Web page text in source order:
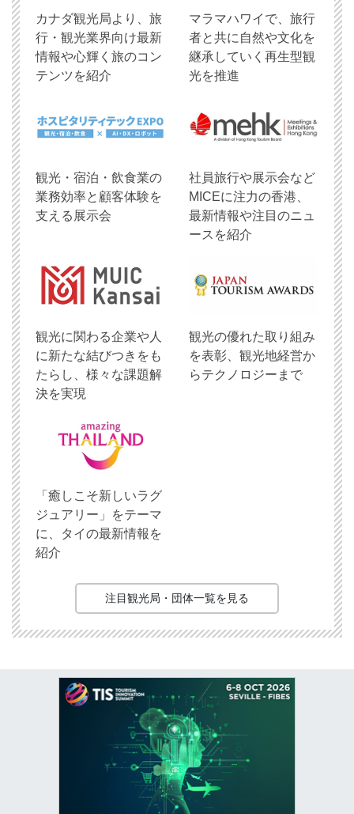
​カナダ観光局より、旅
行・観光業界向け最新
情報や心輝く旅のコン
テンツを紹介
マラマハワイで、旅行
者と共に自然や文化を
継承していく再生型観
光を推進
観光・宿泊・飲食業の
業務効率と顧客体験を
支える展示会
社員旅行や展示会など
MICEに注力の香港、
最新情報や注目のニュ
ースを紹介
観光に関わる企業や人
に新たな結びつきをも
たらし、様々な課題解
決を実現
観光の優れた取り組み
を表彰、観光地経営か
らテクノロジーまで
「癒しこそ新しいラグ
ジュアリー」をテーマ
に、タイの最新情報を
紹介
注目観光局・団体一覧を見る